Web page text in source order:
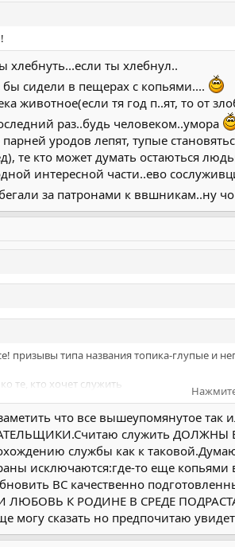
хлебнуть...если ты хлебнул..
бы сидели в пещерах с копьями....
животное(если тя год п..ят, то от
раз..будь человеком..умора
уродов лепят, тупые
те кто может думать остаються
интересной части..ево
за патронами к ввшникам..ну
призывы типа названия топика-глупые и
те, кто хочет служить
Помоему постановка вопроса
способом. Например деньгами (не
авианосца например.
что все вышеупомянутое
служить ДОЛЖНЫ
службы как к
исключаются:где-то еще
ВС качественно
ЛЮБОВЬ К РОДИНЕ В СРЕДЕ
сказать но предпочитаю